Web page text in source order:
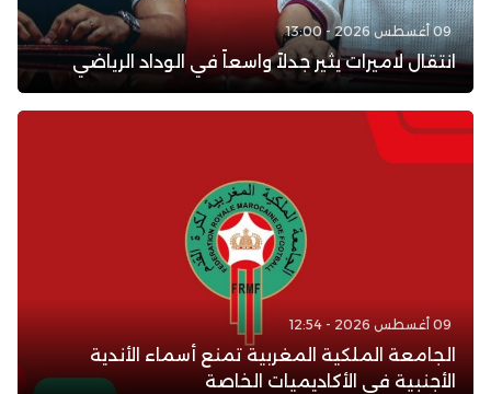
09 أغسطس 2026 - 13:00
انتقال لاميرات يثير جدلاً واسعاً في الوداد الرياضي
09 أغسطس 2026 - 12:54
الجامعة الملكية المغربية تمنع أسماء الأندية
الأجنبية في الأكاديميات الخاصة